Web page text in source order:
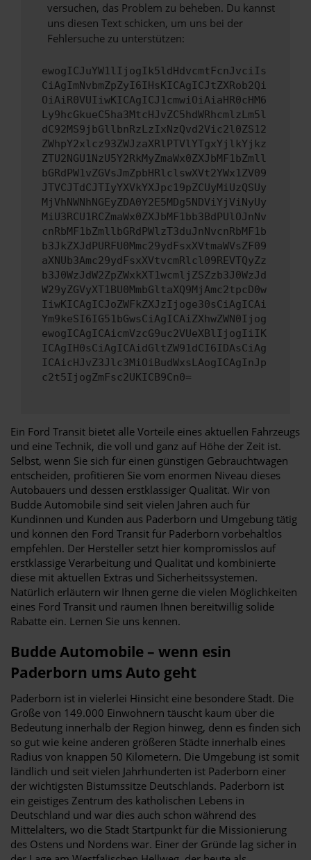
versuchen, das Problem zu beheben. Du kannst
uns diesen Text schicken, um uns bei der
Fehlersuche zu unterstützen:
ewogICJuYW1lIjogIk5ldHdvcmtFcnJvciIs
CiAgImNvbmZpZyI6IHsKICAgICJtZXRob2Qi
OiAiR0VUIiwKICAgICJ1cmwiOiAiaHR0cHM6
Ly9hcGkueC5ha3MtcHJvZC5hdWRhcmlzLm5l
dC92MS9jbGllbnRzLzIxNzQvd2Vic2l0ZS12
ZWhpY2xlcz93ZWJzaXRlPTVlYTgxYjlkYjkz
ZTU2NGU1NzU5Y2RkMyZmaWx0ZXJbMF1bZmll
bGRdPW1vZGVsJmZpbHRlclswXVt2YWx1ZV09
JTVCJTdCJTIyYXVkYXJpc19pZCUyMiUzQSUy
MjVhNWNhNGEyZDA0Y2E5MDg5NDViYjViNyUy
MiU3RCU1RCZmaWx0ZXJbMF1bb3BdPUlOJnNv
cnRbMF1bZmllbGRdPWlzT3duJnNvcnRbMF1b
b3JkZXJdPURFU0Mmc29ydFsxXVtmaWVsZF09
aXNUb3Amc29ydFsxXVtvcmRlcl09REVTQyZz
b3J0WzJdW2ZpZWxkXT1wcmljZSZzb3J0WzJd
W29yZGVyXT1BU0MmbGltaXQ9MjAmc2tpcD0w
IiwKICAgICJoZWFkZXJzIjoge30sCiAgICAi
Ym9keSI6IG51bGwsCiAgICAiZXhwZWN0Ijog
ewogICAgICAicmVzcG9uc2VUeXBlIjogIiIK
ICAgIH0sCiAgICAidGltZW91dCI6IDAsCiAg
ICAicHJvZ3Jlc3MiOiBudWxsLAogICAgInJp
c2t5IjogZmFsc2UKICB9Cn0=
Ein Ford Transit bietet alle Vorteile eines aktuellen Fahrzeugs
und eine Technik, die voll und ganz auf Höhe der Zeit ist.
Selbst, wenn Sie sich für einen günstigen Gebrauchtwagen
entscheiden, profitieren Sie vom enormen Niveau dieses
Autobauers und dessen erstklassiger Qualität. Wir von
Budde Automobile sind seit vielen Jahren auch für
Kundinnen und Kunden aus Paderborn und Umgebung tätig
und können den Ford Transit für Paderborn vorbehaltlos
empfehlen. Der Hersteller setzt hier kompromisslos auf
erstklassige Verarbeitung und Qualität und kombinierte
diese mit aktuellen Extras und Sicherheitssystemen.
Natürlich erläutern wir Ihnen gerne die vielen Möglichkeiten
eines Ford Transit und räumen Ihnen bereitwillig solide
Rabatte ein. Lernen Sie uns kennen.
Budde Automobile – wenn esin
Paderborn ums Auto geht
Paderborn ist in vielerlei Hinsicht eine besondere Stadt. Die
Größe von 149.000 Einwohnern täuscht kaum über die
Bedeutung innerhalb der Region hinweg, denn es finden sich
so gut wie keine anderen größeren Städte innerhalb eines
Radius von knappen 50 Kilometern. Die Umgebung ist somit
ländlich und seit vielen Jahrhunderten ist Paderborn einer
der wichtigsten Bistumssitze Deutschlands. Paderborn ist
ein geistiges Zentrum des katholischen Lebens in
Deutschland und war dies auch schon während des
Mittelalters, wo die Stadt Startpunkt für die Missionierung
des Ostens und Nordens war. Einer der Gründe lag sicher in